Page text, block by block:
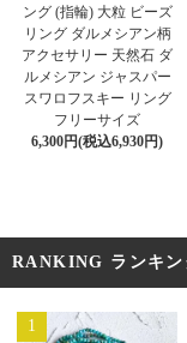
ング (指輪) 大粒 ビーズ
リング ダルメシアン柄
アクセサリー 天然石 ダ
ルメシアン ジャスパー
スワロフスキー リング
フリーサイズ
6,300円(税込6,930円)
RANKING ランキン
1